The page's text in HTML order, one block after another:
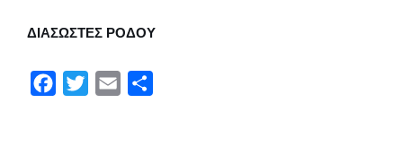
ΔΙΑΣΩΣΤΕΣ ΡΟΔΟΥ